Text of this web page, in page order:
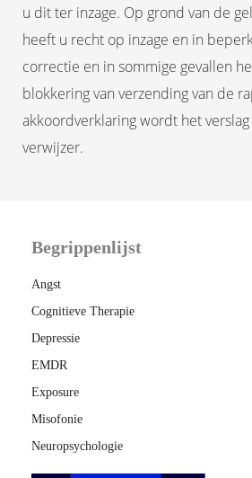
u dit ter inzage. Op grond van de
heeft u recht op inzage en in
correctie en in sommige gevallen
blokkering van verzending van de
akkoordverklaring wordt het
verwijzer.
Begrippenlijst
Angst
Cognitieve Therapie
Depressie
EMDR
Exposure
Misofonie
Neuropsychologie